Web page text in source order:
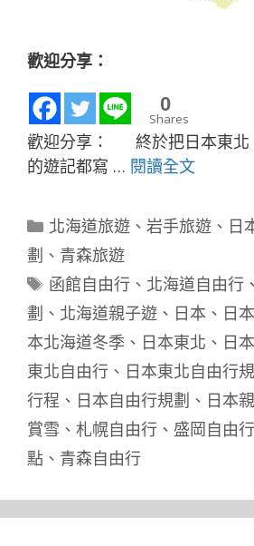
歡迎分享：
0
Shares
歡迎分享： 終於把日本東北
的遊記都寫 … 閱讀全文
分
類
北海道旅遊、 岩手旅遊、 日
劃 、 青森旅遊
標
籤
函館自由行、 北海道自由行、
劃 、 北海道親子遊 、 日本 、 日
本北海道冬季 、 日本東北 、 日
東北自由行 、 日本東北自由行
行程 、 日本自由行規劃 、 日本
賞雪 、 札幌自由行 、 盛岡自由行
點 、 青森自由行